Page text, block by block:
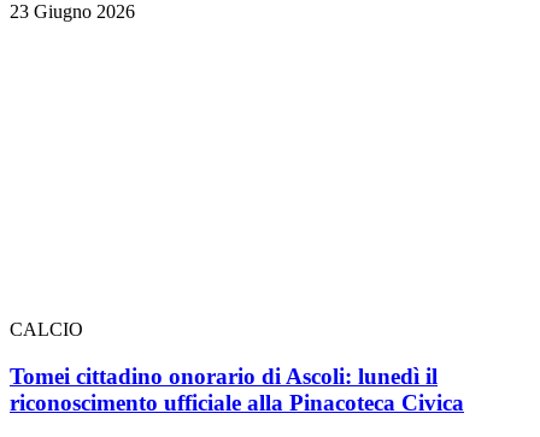
23 Giugno 2026
CALCIO
Tomei cittadino onorario di Ascoli: lunedì il
riconoscimento ufficiale alla Pinacoteca Civica